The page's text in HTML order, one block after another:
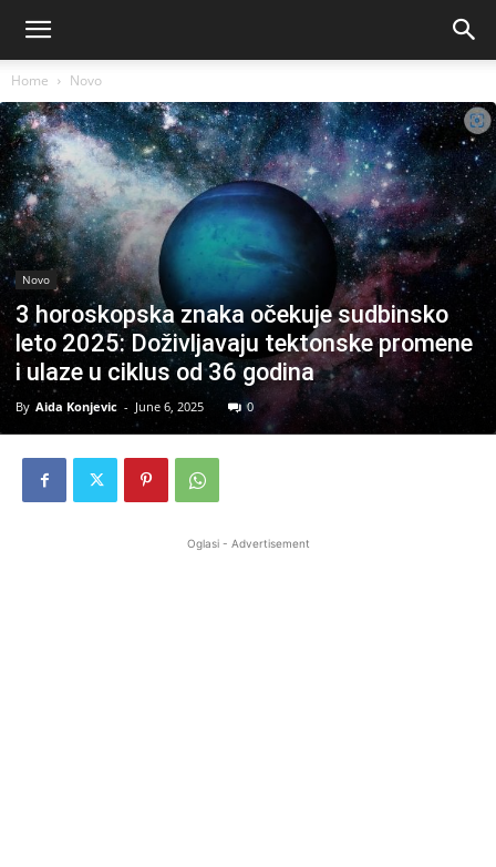
Home Novo
Novo
3 horoskopska znaka očekuje sudbinsko
leto 2025: Doživljavaju tektonske promene
i ulaze u ciklus od 36 godina
By Aida Konjevic - June 6, 2025 0
Oglasi - Advertisement